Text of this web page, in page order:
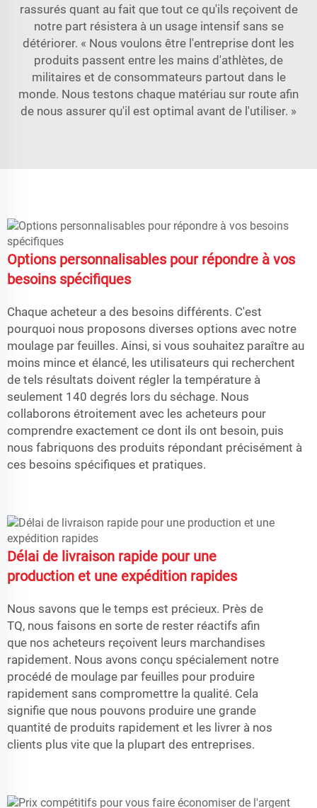
rassurés quant au fait que tout ce qu'ils reçoivent de
notre part résistera à un usage intensif sans se
détériorer. « Nous voulons être l'entreprise dont les
produits passent entre les mains d'athlètes, de
militaires et de consommateurs partout dans le
monde. Nous testons chaque matériau sur route afin
de nous assurer qu'il est optimal avant de l'utiliser. »
Options personnalisables pour répondre à vos
besoins spécifiques
Chaque acheteur a des besoins différents. C'est
pourquoi nous proposons diverses options avec notre
moulage par feuilles. Ainsi, si vous souhaitez paraître au
moins mince et élancé, les utilisateurs qui recherchent
de tels résultats doivent régler la température à
seulement 140 degrés lors du séchage. Nous
collaborons étroitement avec les acheteurs pour
comprendre exactement ce dont ils ont besoin, puis
nous fabriquons des produits répondant précisément à
ces besoins spécifiques et pratiques.
Délai de livraison rapide pour une
production et une expédition rapides
Nous savons que le temps est précieux. Près de
TQ, nous faisons en sorte de rester réactifs afin
que nos acheteurs reçoivent leurs marchandises
rapidement. Nous avons conçu spécialement notre
procédé de moulage par feuilles pour produire
rapidement sans compromettre la qualité. Cela
signifie que nous pouvons produire une grande
quantité de produits rapidement et les livrer à nos
clients plus vite que la plupart des entreprises.